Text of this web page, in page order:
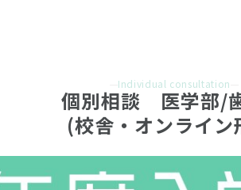
Individual consultation
個別相談　医学部/
(校舎・オンライン